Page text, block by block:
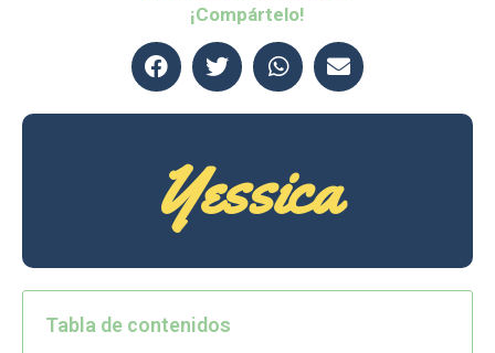
¡Compártelo!
Yessica
Tabla de contenidos